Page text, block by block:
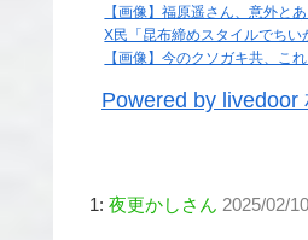
【画像】福原遥さん、意外と
X民「昆布締めスタイルでち
【画像】今のクソガキ共、こ
Powered by livedoor
1: 夜更かしさん 2025/02/